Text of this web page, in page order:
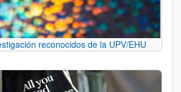
reconocidos de la UPV/EHU